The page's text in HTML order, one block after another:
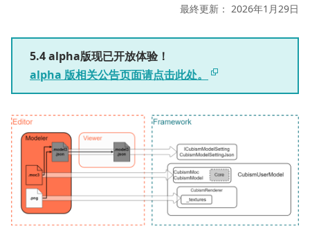
最終更新： 2026年1月29日
5.4 alpha版现已开放体验！
alpha 版相关公告页面请点击此处。